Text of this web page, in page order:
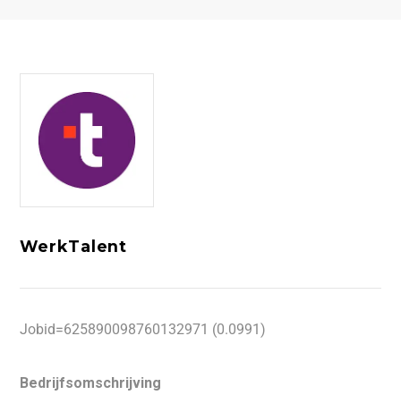
WerkTalent
Jobid=625890098760132971 (0.0991)
Bedrijfsomschrijving